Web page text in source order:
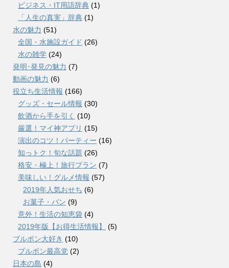
ビジネス・IT用語辞典 (1)
「人生の真実」辞典 (1)
水の魅力 (51)
全国・水施設ガイド (26)
水の雑学 (24)
発明･発見の魅力 (7)
動画の魅力 (6)
役立ち生活情報 (166)
グッズ・セール情報 (30)
飲酒から手を引く (10)
厳選！マイ神アプリ (15)
演出のコツ！パーティー (16)
知っトク！旬な話題 (26)
格安・極上！旅行プラン (7)
美味しい！グルメ情報 (57)
2019年人気おせち (6)
お菓子・パン (9)
意外！生活の知恵袋 (4)
2019年版【お得生活情報】
(5)
ブルボン大好き (10)
ブルボン最高党 (2)
日本の島 (4)